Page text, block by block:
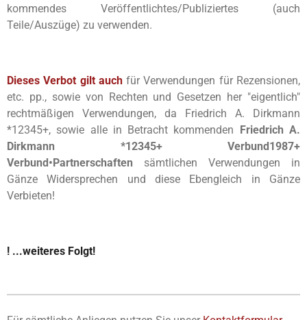
kommendes Veröffentlichtes/Publiziertes (auch
Teile/Auszüge) zu verwenden.
Dieses Verbot gilt auch für Verwendungen für Rezensionen,
etc. pp., sowie von Rechten und Gesetzen her "eigentlich"
rechtmäßigen Verwendungen, da Friedrich A. Dirkmann
*12345+, sowie alle in Betracht kommenden Friedrich A.
Dirkmann *12345+ Verbund1987+
Verbund•Partnerschaften sämtlichen Verwendungen in
Gänze Widersprechen und diese Ebengleich in Gänze
Verbieten!
! ...weiteres Folgt!